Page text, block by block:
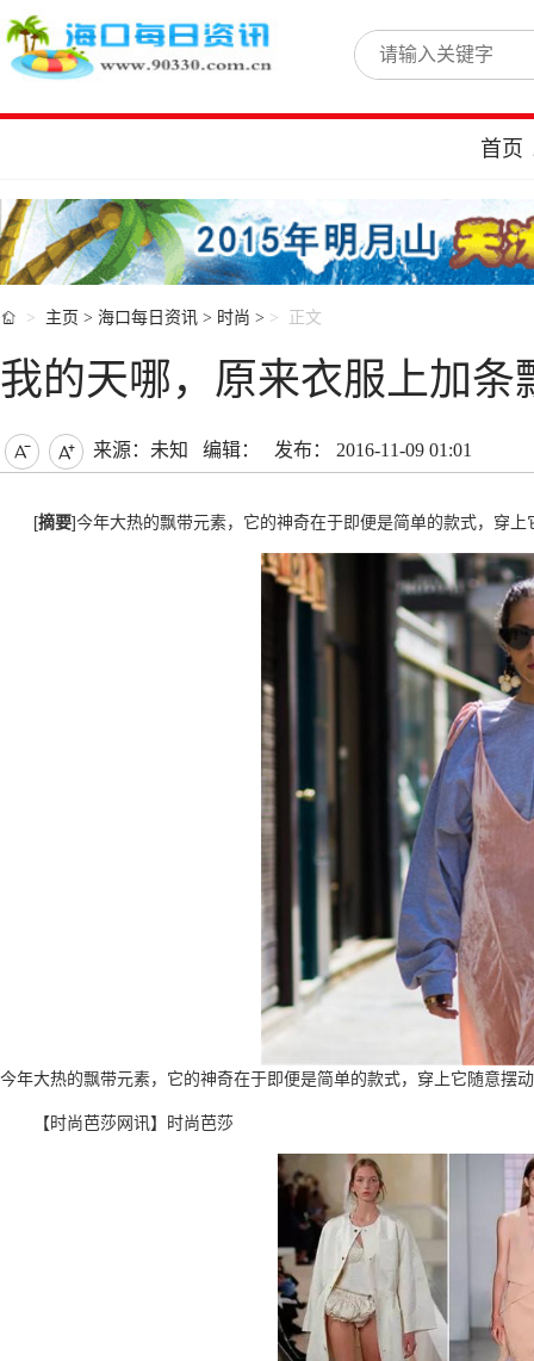
首页
 主页 > 海口每日资讯 > 时尚 > 正文
我的天哪，原来衣服上加条
  来源：未知 编辑： 发布： 2016-11-09 01:01
[摘要]今年大热的飘带元素，它的神奇在于即便是简单的款式，穿
今年大热的飘带元素，它的神奇在于即便是简单的款式，穿上它随意摆
【时尚芭莎网讯】时尚芭莎